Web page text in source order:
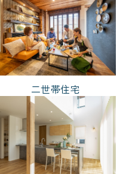
二世帯住宅
回遊動線
しい
がしやすい
ン
犬と暮らす